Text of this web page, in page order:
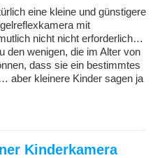
eine kleine und günstigere
mit
nicht nicht erforderlich…
den wenigen, die im Alter von
dass sie ein bestimmtes
aber kleinere Kinder sagen ja
Kinderkamera